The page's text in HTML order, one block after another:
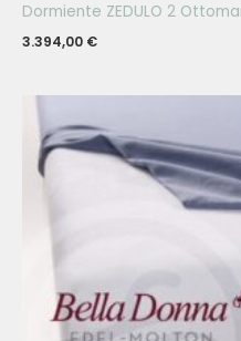
Dormiente ZEDULO 2
3.394,00 €